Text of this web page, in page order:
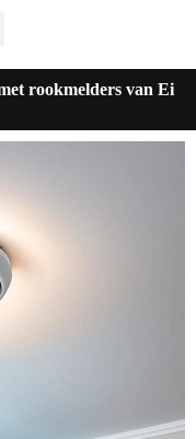
rookmelders van Ei